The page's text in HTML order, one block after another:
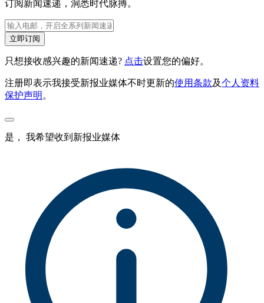
订阅新闻速递，洞悉时代脉搏。
立即订阅
只想接收感兴趣的新闻速递? 点击设置您的偏好。
注册即表示我接受新报业媒体不时更新的使用条款及个人资料
保护声明 。
是， 我希望收到新报业媒体